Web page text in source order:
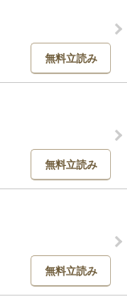
無料立読み
無料立読み
無料立読み